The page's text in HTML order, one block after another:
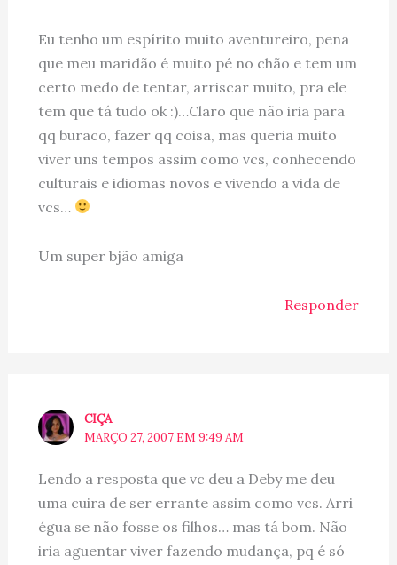
Eu tenho um espírito muito aventureiro, pena
que meu maridão é muito pé no chão e tem um
certo medo de tentar, arriscar muito, pra ele
tem que tá tudo ok :)…Claro que não iria para
qq buraco, fazer qq coisa, mas queria muito
viver uns tempos assim como vcs, conhecendo
culturais e idiomas novos e vivendo a vida de
vcs…
Um super bjão amiga
Responder
CIÇA
MARÇO 27, 2007 EM 9:49 AM
Lendo a resposta que vc deu a Deby me deu
uma cuira de ser errante assim como vcs. Arri
égua se não fosse os filhos… mas tá bom. Não
iria aguentar viver fazendo mudança, pq é só